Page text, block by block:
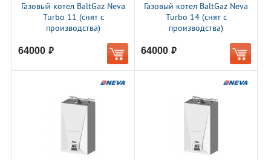
Газовый котел BaltGaz Neva
Turbo 11 (снят с
производства)
64000 руб.
Газовый котел BaltGaz Neva
Turbo 14 (снят с
производства)
64000 руб.